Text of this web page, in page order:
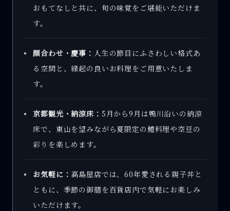
おもてなしと共に、旬の味覚をご堪能いただけま
す。
顔合わせ・慶事： 人生の節目にふさわしい格式あ
る空間と、縁起の良いお料理をご用意いたしま
す。
京都観光・納涼床： 5月から9月は鴨川沿いの納涼
床で、東山を望みながら夏限定の鱧料理や空豆の
彩りを楽しめます。
お気軽に： 高島屋店では、60年愛される親子丼と
ともに、季節の御膳を百貨店内で気軽にお楽しみ
いただけます。